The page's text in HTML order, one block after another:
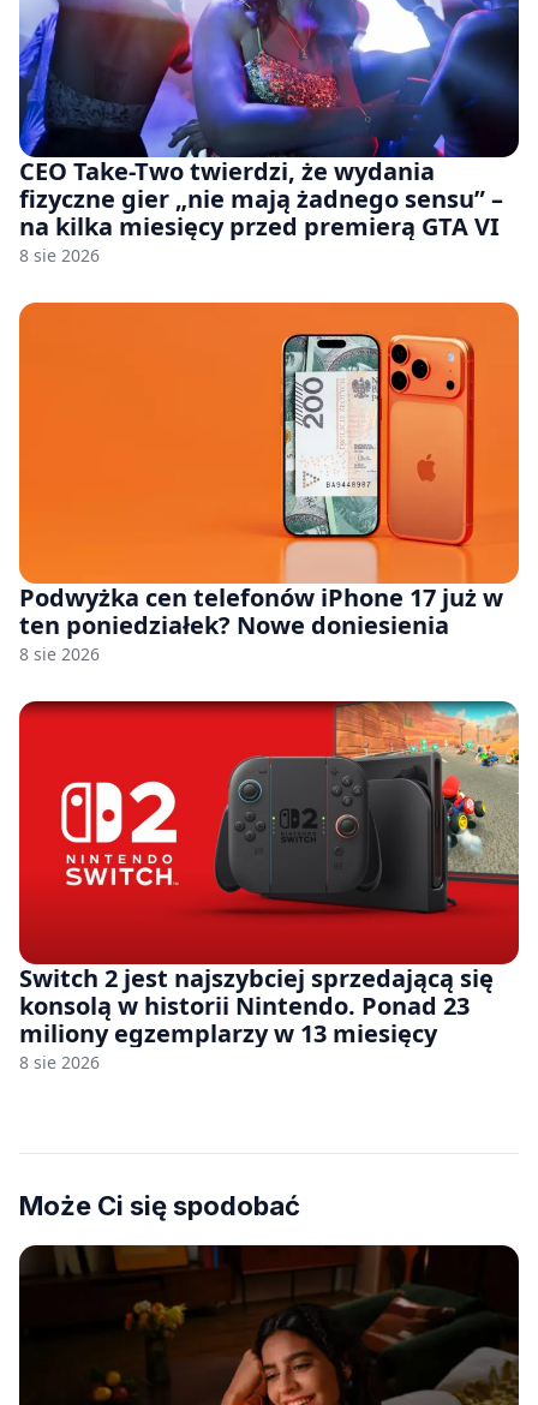
CEO Take-Two twierdzi, że wydania
fizyczne gier „nie mają żadnego sensu” –
na kilka miesięcy przed premierą GTA VI
8 sie 2026
Podwyżka cen telefonów iPhone 17 już w
ten poniedziałek? Nowe doniesienia
8 sie 2026
Switch 2 jest najszybciej sprzedającą się
konsolą w historii Nintendo. Ponad 23
miliony egzemplarzy w 13 miesięcy
8 sie 2026
Może Ci się spodobać